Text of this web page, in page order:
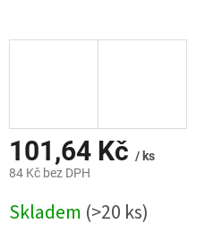
101,64 Kč / ks
84 Kč bez DPH
cena:
Skladem (>20 ks)